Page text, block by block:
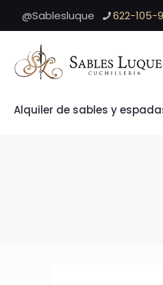
@Sablesluque 622-105-
Alquiler de sables y